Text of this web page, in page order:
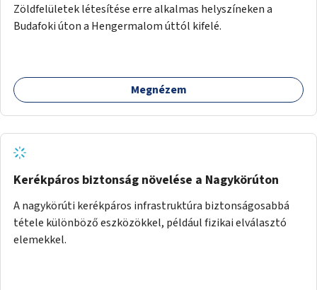
Zöldfelületek létesítése erre alkalmas helyszíneken a
Budafoki úton a Hengermalom úttól kifelé.
Megnézem
Kerékpáros biztonság növelése a Nagykörúton
A nagykörúti kerékpáros infrastruktúra biztonságosabbá
tétele különböző eszközökkel, például fizikai elválasztó
elemekkel.